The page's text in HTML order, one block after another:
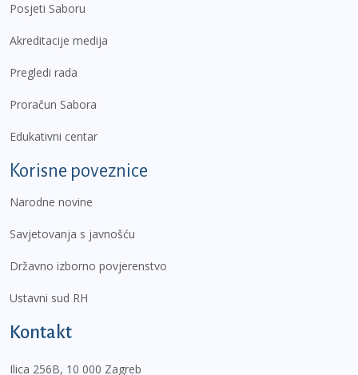
Posjeti Saboru
Akreditacije medija
Pregledi rada
Proračun Sabora
Edukativni centar
Korisne poveznice
Narodne novine
Savjetovanja s javnošću
Državno izborno povjerenstvo
Ustavni sud RH
Kontakt
Ilica 256B, 10 000 Zagreb